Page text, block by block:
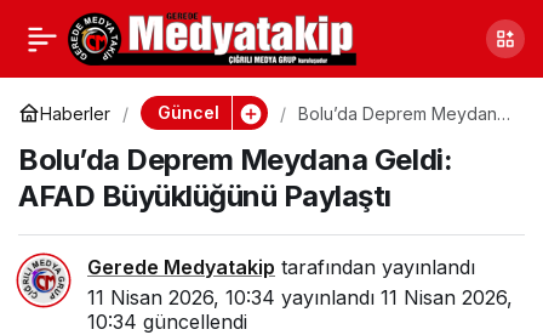
Haberler Güncel
Bolu’da Deprem Meydana
Paylaştı
Bolu’da Deprem Meydana Geldi:
AFAD Büyüklüğünü Paylaştı
Gerede Medyatakip tarafından yayınlandı
11 Nisan 2026, 10:34 yayınlandı 11 Nisan 2026,
10:34 güncellendi
Gerede Kaymakamlığı
Uyardı: Tarih ve Saatler
Açıklandı
Paylaş